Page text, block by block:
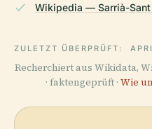
Wikipedia — Sarrià-Sant
ZULETZT ÜBERPRÜFT:
Recherchiert aus Wikidata,
· faktengeprüft · Wie